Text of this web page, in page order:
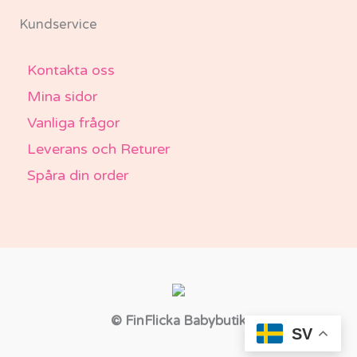
Kundservice
Kontakta oss
Mina sidor
Vanliga frågor
Leverans och Returer
Spåra din order
© FinFlicka Babybutik
SV